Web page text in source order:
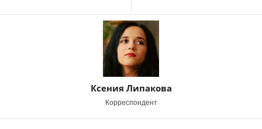
Ксения Липакова
Корреспондент